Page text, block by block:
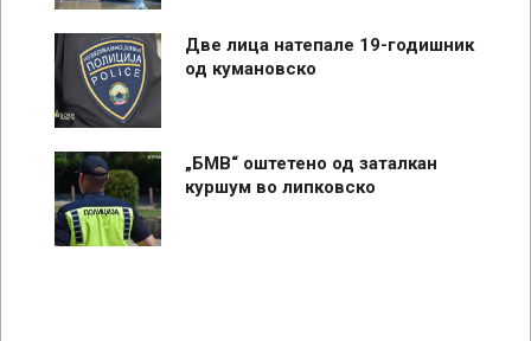
Две лица натепале 19-годишник
од кумановско
„БМВ“ оштетено од заталкан
куршум во липковско